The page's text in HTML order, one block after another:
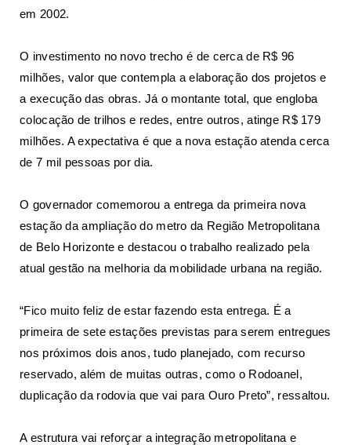
em 2002.
O investimento no novo trecho é de cerca de R$ 96
milhões, valor que contempla a elaboração dos projetos e
a execução das obras. Já o montante total, que engloba
colocação de trilhos e redes, entre outros, atinge R$ 179
milhões. A expectativa é que a nova estação atenda cerca
de 7 mil pessoas por dia.
O governador comemorou a entrega da primeira nova
estação da ampliação do metro da Região Metropolitana
de Belo Horizonte e destacou o trabalho realizado pela
atual gestão na melhoria da mobilidade urbana na região.
“Fico muito feliz de estar fazendo esta entrega. É a
primeira de sete estações previstas para serem entregues
nos próximos dois anos, tudo planejado, com recurso
reservado, além de muitas outras, como o Rodoanel,
duplicação da rodovia que vai para Ouro Preto”, ressaltou.
A estrutura vai reforçar a integração metropolitana e